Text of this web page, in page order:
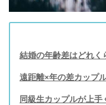
結婚の年齢差はどれ
遠距離×年の差カップ
同級生カップルが上